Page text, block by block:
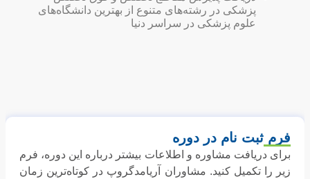
پزشکی در رشته‌های متنوع از بهترین دانشگاه‌های
علوم پزشکی در سراسر دنیا
فرم ثبت نام در دوره
برای دریافت مشاوره و اطلاعات بیشتر درباره این دوره، فرم
زیر را تکمیل کنید. مشاوران آریامدگروپ در کوتاه‌ترین زمان